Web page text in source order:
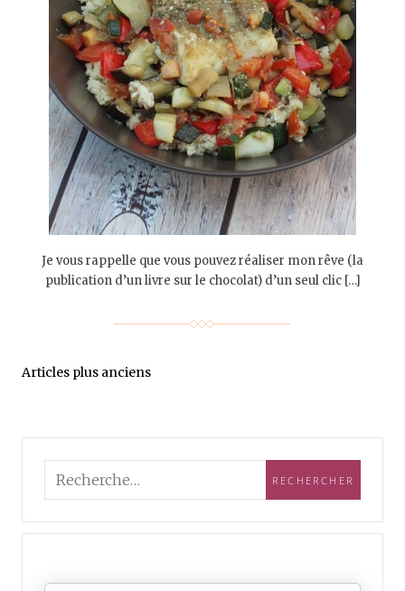
Je vous rappelle que vous pouvez réaliser mon rêve (la
publication d’un livre sur le chocolat) d’un seul clic […]
Articles plus anciens